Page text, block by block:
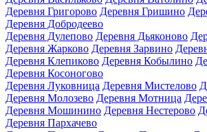
Деревня Григорово Деревня Гришино
Деревня Добродеево
Деревня Дулепово Деревня Дьяконово
Деревня Жарково Деревня Зарвино
Деревня Клепиково Деревня Кобылино
Деревня Косоногово
Деревня Луковница Деревня Мистелово
Деревня Молозево Деревня Мотница
Деревня Мошинино Деревня Нестерово
Деревня Пархачево